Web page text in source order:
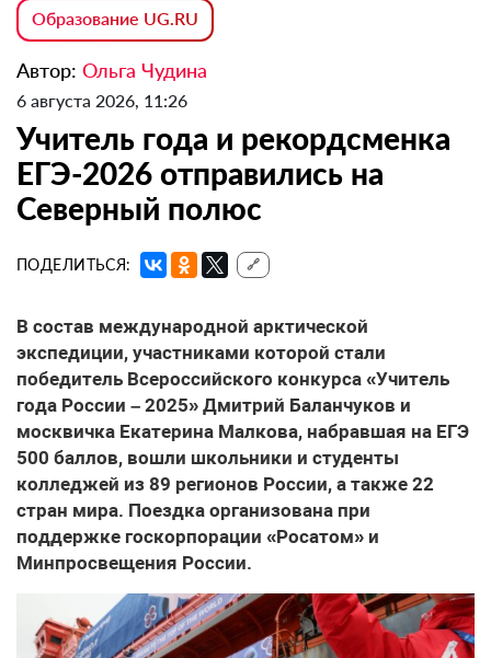
Образование UG.RU
Автор: Ольга Чудина
6 августа 2026, 11:26
Учитель года и рекордсменка
ЕГЭ-2026 отправились на
Северный полюс
ПОДЕЛИТЬСЯ: 🔗
В состав международной арктической
экспедиции, участниками которой стали
победитель Всероссийского конкурса «Учитель
года России – 2025» Дмитрий Баланчуков и
москвичка Екатерина Малкова, набравшая на ЕГЭ
500 баллов, вошли школьники и студенты
колледжей из 89 регионов России, а также 22
стран мира. Поездка организована при
поддержке госкорпорации «Росатом» и
Минпросвещения России.